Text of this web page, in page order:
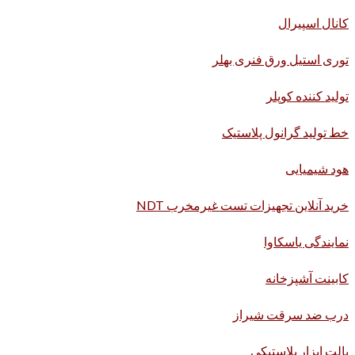
کانال اسپیرال
توری استیل ورق فنری بهلر
تولید کننده کوپلر
خط تولید گرانول پلاستیک
هود شیمیایی
خرید آنلاین تجهیزات تست غیرمخرب NDT
نمایندگی یاسکاوا
کابینت آشپزخانه
درب ضد سرقت شیراز
پالت ابزار پلاستیکی